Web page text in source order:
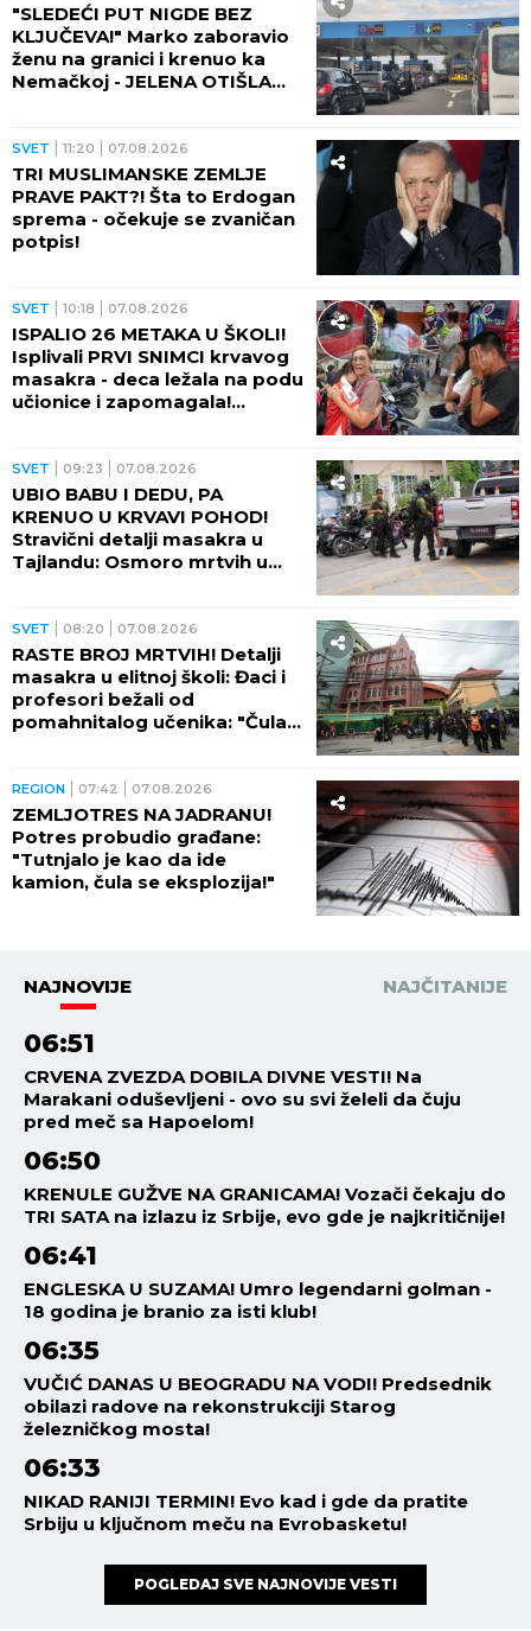
"SLEDEĆI PUT NIGDE BEZ
KLJUČEVA!" Marko zaboravio
ženu na granici i krenuo ka
Nemačkoj - JELENA OTIŠLA
SVET 11:20 07.08.2026
TRI MUSLIMANSKE ZEMLJE
PRAVE PAKT?! Šta to Erdogan
sprema - očekuje se zvaničan
potpis!
SVET 10:18 07.08.2026
ISPALIO 26 METAKA U ŠKOLI!
Isplivali PRVI SNIMCI krvavog
masakra - deca ležala na podu
učionice i zapomagala!
SVET 09:23 07.08.2026
UBIO BABU I DEDU, PA
KRENUO U KRVAVI POHOD!
Stravični detalji masakra u
Tajlandu: Osmoro mrtvih u
SVET 08:20 07.08.2026
RASTE BROJ MRTVIH! Detalji
masakra u elitnoj školi: Đaci i
profesori bežali od
pomahnitalog učenika: "Čula
REGION 07:42 07.08.2026
ZEMLJOTRES NA JADRANU!
Potres probudio građane:
"Tutnjalo je kao da ide
kamion, čula se eksplozija!"
NAJNOVIJE NAJČITANIJE
06:51
CRVENA ZVEZDA DOBILA DIVNE VESTI! Na
Marakani oduševljeni - ovo su svi želeli da čuju
pred meč sa Hapoelom!
06:50
KRENULE GUŽVE NA GRANICAMA! Vozači čekaju do
TRI SATA na izlazu iz Srbije, evo gde je najkritičnije!
06:41
ENGLESKA U SUZAMA! Umro legendarni golman -
18 godina je branio za isti klub!
06:35
VUČIĆ DANAS U BEOGRADU NA VODI! Predsednik
obilazi radove na rekonstrukciji Starog
železničkog mosta!
06:33
NIKAD RANIJI TERMIN! Evo kad i gde da pratite
Srbiju u ključnom meču na Evrobasketu!
POGLEDAJ SVE NAJNOVIJE VESTI